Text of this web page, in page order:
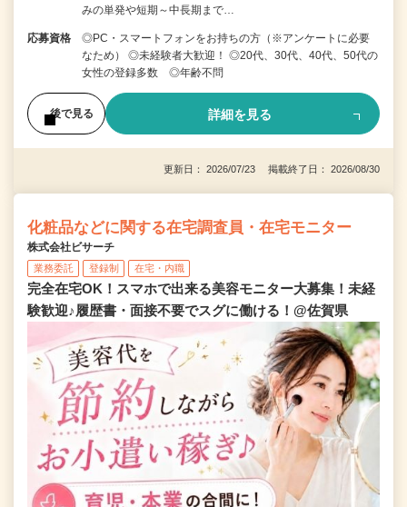
みの単発や短期～中長期まで…
応募資格
◎PC・スマートフォンをお持ちの方（※アンケートに必要
なため） ◎未経験者大歓迎！ ◎20代、30代、40代、50代の
女性の登録多数 ◎年齢不問
後で見る 詳細を見る
更新日： 2026/07/23 掲載終了日： 2026/08/30
化粧品などに関する在宅調査員・在宅モニター
株式会社ビサーチ
業務委託 登録制 在宅・内職
完全在宅OK！スマホで出来る美容モニター大募集！未経
験歓迎♪履歴書・面接不要でスグに働ける！@佐賀県